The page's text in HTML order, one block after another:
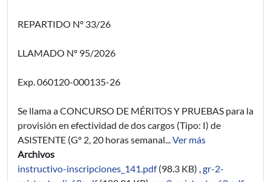
REPARTIDO Nº 33/26
LLAMADO Nº 95/2026
Exp. 060120-000135-26
Se llama a CONCURSO DE MÉRITOS Y PRUEBAS para la
provisión en efectividad de dos cargos (Tipo: I) de
ASISTENTE (Gº 2, 20 horas semanal...Ver más
Archivos
instructivo-inscripciones_141.pdf (98.3 KB) ,gr-2-